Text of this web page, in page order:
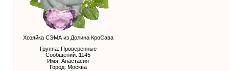
Хозяйка СЭМА из Долина КроСава
Группа: Проверенные
Сообщений: 1145
Имя: Анастасия
Город: Москва